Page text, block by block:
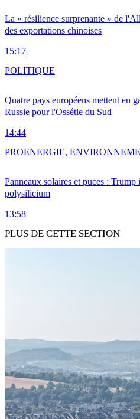
La « résilience surprenante » de
des exportations chinoises
15:17
Quatre pays européens mettent en
Russie pour l'Ossétie du Sud
14:44
POLITIQUE
Panneaux solaires et puces :
polysilicium
13:58
PROENERGIE,
PLUS DE CETTE SECTION